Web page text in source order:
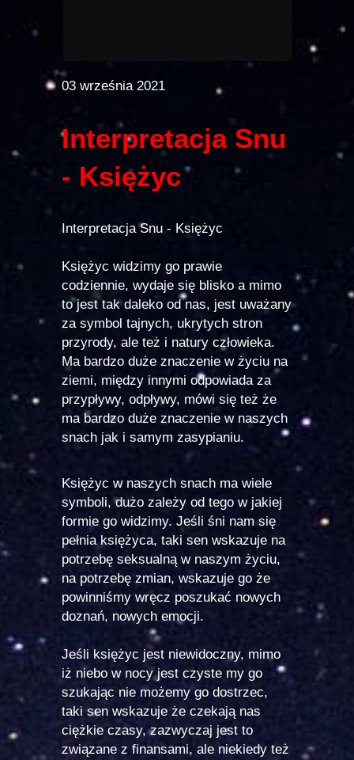
03 września 2021
Interpretacja Snu
- Księżyc
Interpretacja Snu - Księżyc
Księżyc widzimy go prawie
codziennie, wydaje się blisko a mimo
to jest tak daleko od nas, jest uważany
za symbol tajnych, ukrytych stron
przyrody, ale też i natury człowieka.
Ma bardzo duże znaczenie w życiu na
ziemi, między innymi odpowiada za
przypływy, odpływy, mówi się też że
ma bardzo duże znaczenie w naszych
snach jak i samym zasypianiu.
Księżyc w naszych snach ma wiele
symboli, dużo zależy od tego w jakiej
formie go widzimy. Jeśli śni nam się
pełnia księżyca, taki sen wskazuje na
potrzebę seksualną w naszym życiu,
na potrzebę zmian, wskazuje go że
powinniśmy wręcz poszukać nowych
doznań, nowych emocji.
Jeśli księżyc jest niewidoczny, mimo
iż niebo w nocy jest czyste my go
szukając nie możemy go dostrzec,
taki sen wskazuje że czekają nas
ciężkie czasy, zazwyczaj jest to
związane z finansami, ale niekiedy też